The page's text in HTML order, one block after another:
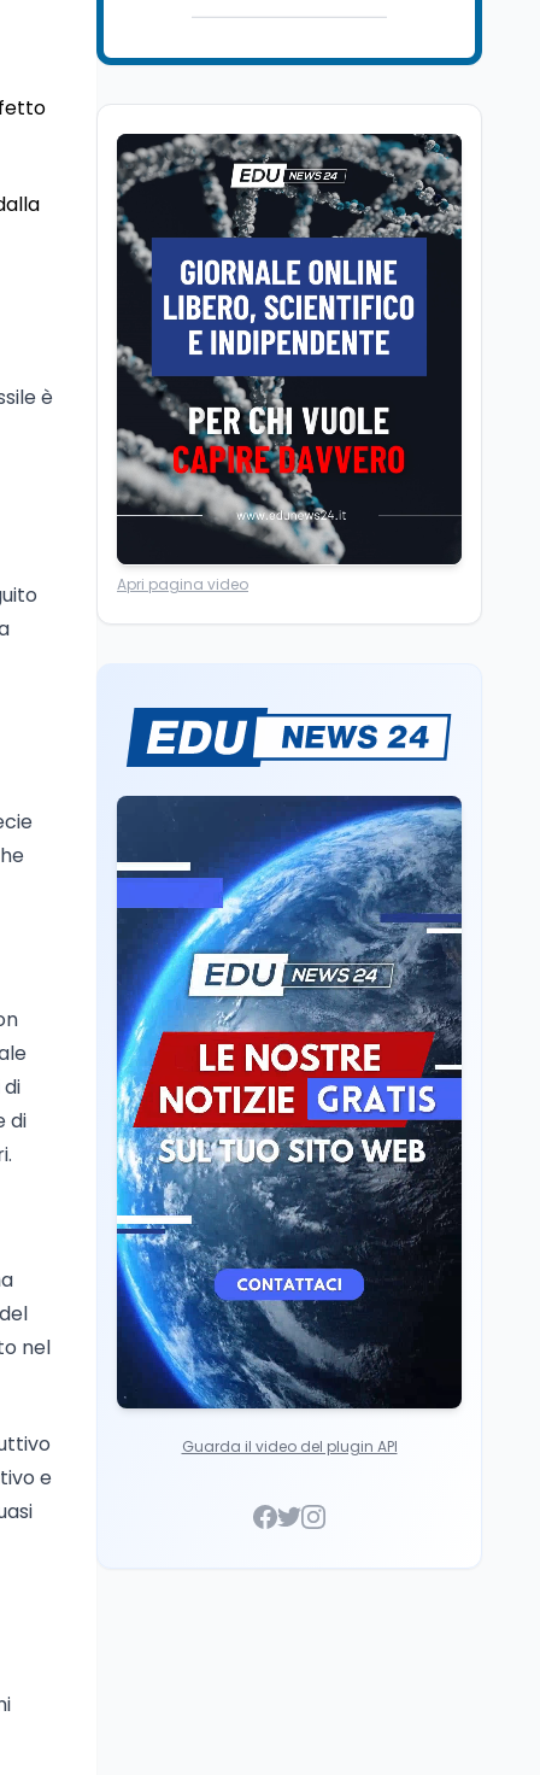
è
di
nel
e
Mario Occhiuto
Mondo8 ago
europea in memoria
di Strasburgo in ricordo
dei minatori morti a
Marcinelle nel 1956
Università8 ago
Università statali, il
Fondo ordinario 2026
sale a 9,415 miliardi, c'è
Bernini sul decreto
Tecnologia8 ago
Il cloaking selettivo di
Time: ads invisibili solo
per i chatbot AI
Mondo 8 ago
A Nonthaburi il killer
14enne era bullizzato: la
CZ-75 era del nonno
Lavoro8 ago
Riforma del calcio, si
Mario Occhiuto
L'8 agosto è la Giornata
europea in memoria
delle vittime del lavoro.
Istituita dal Parlamento
di Strasburgo in ricordo
dei minatori morti a
Marcinelle nel 1956
Università8 ago
Università statali, il
Fondo ordinario 2026
sale a 9,415 miliardi, c'è
la firma della ministra
Bernini sul decreto
Tecnologia8 ago
Il cloaking selettivo di
Time: ads invisibili solo
per i chatbot AI
Mondo8 ago
A Nonthaburi il killer
14enne era bullizzato: la
CZ-75 era del nonno
Apri pagina video
Guarda il video del plugin API